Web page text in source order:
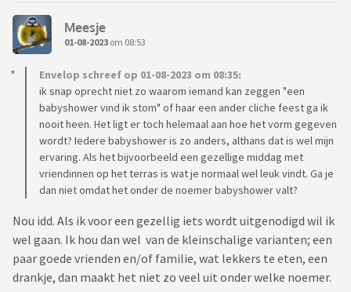
Meesje
01-08-2023 om 08:53
Envelop schreef op 01-08-2023 om 08:35:
ik snap oprecht niet zo waarom iemand kan zeggen "een
babyshower vind ik stom" of haar een ander cliche feest ga ik
nooit heen. Het ligt er toch helemaal aan hoe het vorm gegeven
wordt? Iedere babyshower is zo anders, althans dat is wel mijn
ervaring. Als het bijvoorbeeld een gezellige middag met
vriendinnen op het terras is wat je normaal wel leuk vindt. Ga je
dan niet omdat het onder de noemer babyshower valt?
Nou idd. Als ik voor een gezellig iets wordt uitgenodigd wil ik
wel gaan. Ik hou dan wel van de kleinschalige varianten; een
paar goede vrienden en/of familie, wat lekkers te eten, een
drankje, dan maakt het niet zo veel uit onder welke noemer.